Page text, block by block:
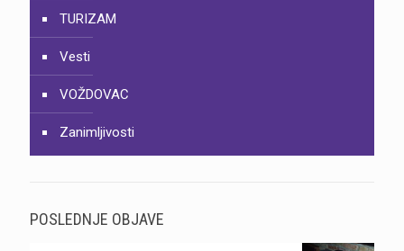
TURIZAM
Vesti
VOŽDOVAC
Zanimljivosti
POSLEDNJE OBJAVE